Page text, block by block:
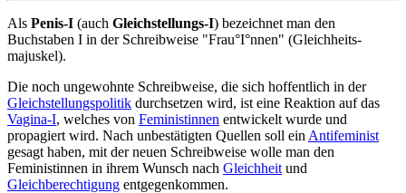
Als Penis-I (auch Gleichstellungs-I) bezeichnet man den
Buchstaben I in der Schreibweise "Frau°I°nnen" (Gleichheits­
majuskel).
Die noch ungewohnte Schreibweise, die sich hoffentlich in der
Gleichstellungspolitik durchsetzen wird, ist eine Reaktion auf das
Vagina-I, welches von Feministinnen entwickelt wurde und
propagiert wird. Nach unbestätigten Quellen soll ein Antifeminist
gesagt haben, mit der neuen Schreibweise wolle man den
Feministinnen in ihrem Wunsch nach Gleichheit und
Gleichberechtigung entgegenkommen.